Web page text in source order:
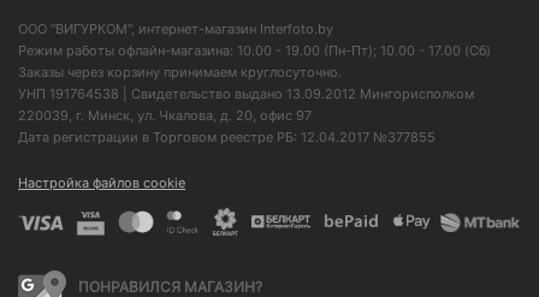
ООО "ВИГУРКОМ", интернет-магазин Interfoto.by
Режим работы офлайн-магазина: 10.00 - 19.00 (Пн-Пт); 10.00 - 17.00 (Сб)
Заказы через корзину принимаем круглосуточно.
УНП 191764538 | Свидетельство выдано 13.09.2012 Мингорисполком
220039, г. Минск, ул. Чкалова, д. 20, офис 97
Дата регистрации в Торговом реестре РБ: 12.04.2017 №377855
Настройка файлов cookie
ПОНРАВИЛСЯ МАГАЗИН?